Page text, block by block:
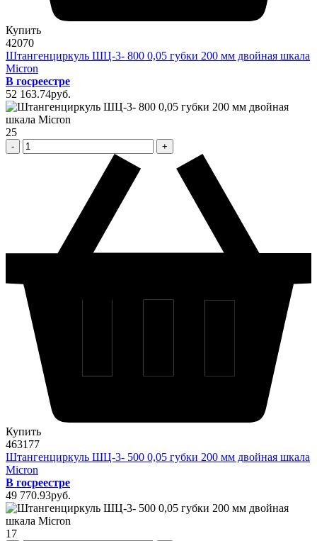
Купить
42070
Штангенциркуль ШЦ-3- 800 0,05 губки 200 мм двойная шкала
Micron
В госреестре
52 163.74pуб.
25
Купить
463177
Штангенциркуль ШЦ-3- 500 0,05 губки 200 мм двойная шкала
Micron
В госреестре
49 770.93pуб.
17